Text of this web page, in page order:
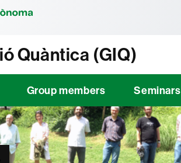
Quàntica (GIQ)
Group members Seminars